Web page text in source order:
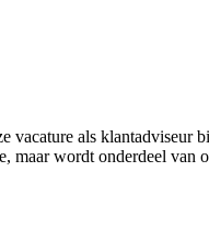
als klantadviseur
maar wordt onderdeel van